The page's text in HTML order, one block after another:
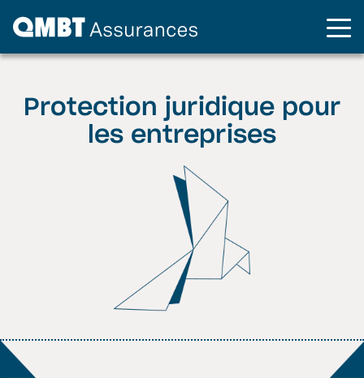
Protection juridique pour
les entreprises